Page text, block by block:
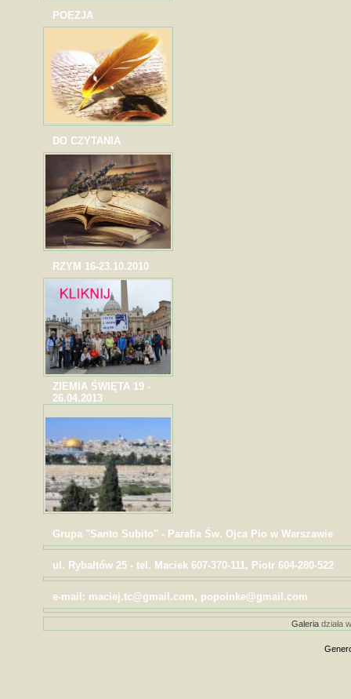
POEZJA
DO CZYTANIA
RZYM 16-23.10.2010
ZIEMIA ŚWIĘTA 19 -
26.04.2013
Grupa "Santo Subito" - Parafia Św. Ojca Pio w Warszawie
ul. Rybałtów 25 - tel. Maciek 607-370-111, Piotr 604-280-522
e-mail: maciej.tc@gmail.com, popoinke@gmail.com
Galeriadziała